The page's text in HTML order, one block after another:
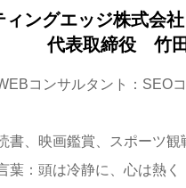
ィングエッジ株式会社
取締役 竹田
コンサルタント：SEO
書、映画鑑賞、スポーツ
葉：頭は冷静に、心は熱く